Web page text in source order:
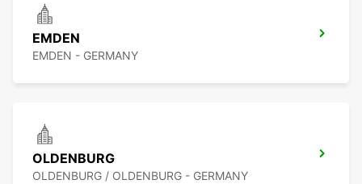
EMDEN
EMDEN - GERMANY
OLDENBURG
OLDENBURG / OLDENBURG - GERMANY